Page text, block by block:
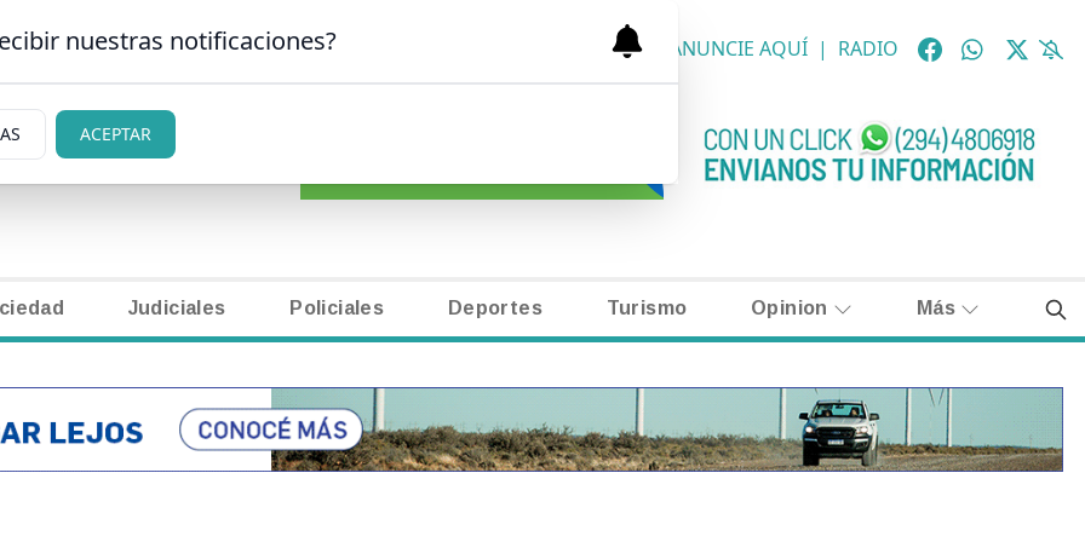
CARLOS DE BARILOCHE CLASIFICADOS NECROLÓGICAS ANUNCIE AQUÍ | RADIO
Judiciales Policiales Deportes Turismo Opinion Más
nuestras notificaciones?
ACEPTAR